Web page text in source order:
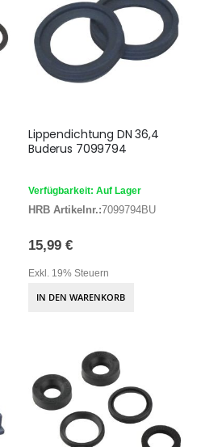
Lippendichtung DN 36,4
Buderus 7099794
Verfügbarkeit: Auf Lager
HRB Artikelnr.:7099794BU
15,99 €
Exkl. 19% Steuern
IN DEN WARENKORB